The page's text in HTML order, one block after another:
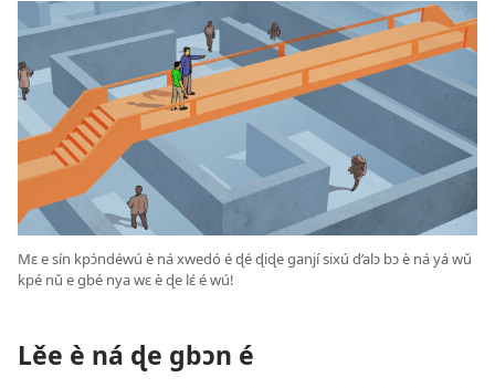
Mɛ e sín kpɔ́ndéwú è ná xwedó é ɖé ɖiɖe ganjí sixú d’alɔ bɔ è ná yá wǔ
kpé nǔ e gbé nya wɛ è ɖe lɛ́ é wú!
Lěe è ná ɖe gbɔn é